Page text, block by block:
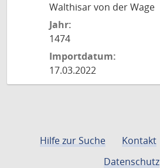
Walthisar von der Wage
Jahr:
1474
Importdatum:
17.03.2022
Hilfe zur Suche Kontakt
Datenschutz